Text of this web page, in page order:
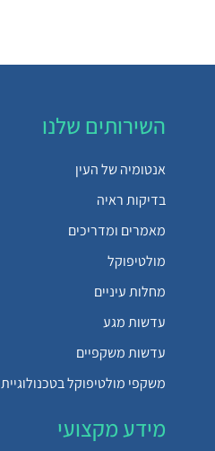
השירותים שלנו
אנטומיה של העין
בדיקות ראיה
מאמרים ומדריכים
מולטיפוקל
מחלות עיניים
עדשות מגע
עדשות משקפיים
משקפי מולטיפוקל בטכנולוגיית AI
מידע מקצועי